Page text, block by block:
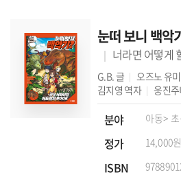
눈떠 보니 백악
너라면 어떻게
G.B. 글 오즈노 유미
김지영 역자 웅진
분야 아동>
정가 14,000원
ISBN